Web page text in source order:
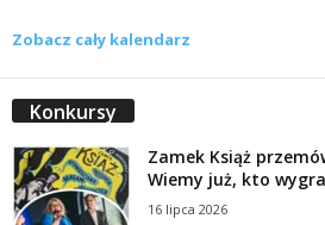
Zobacz cały kalendarz
Konkursy
Zamek Książ
Wiemy już, kto
16 lipca 2026